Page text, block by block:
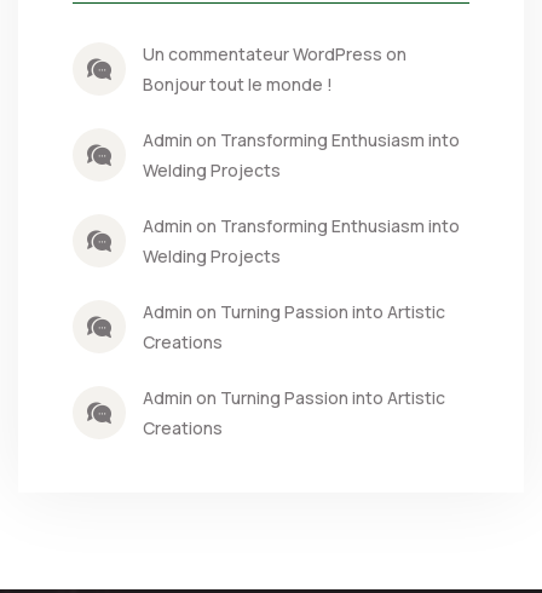
Un commentateur WordPress on
Bonjour tout le monde !
Admin on Transforming Enthusiasm into
Welding Projects
Admin on Transforming Enthusiasm into
Welding Projects
Admin on Turning Passion into Artistic
Creations
Admin on Turning Passion into Artistic
Creations